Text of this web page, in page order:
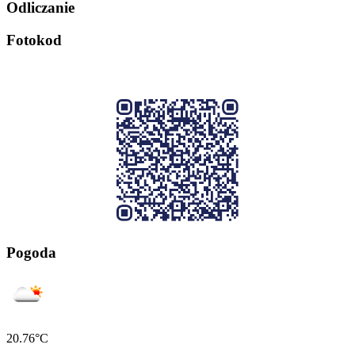
Odliczanie
Fotokod
Pogoda
20.76°C